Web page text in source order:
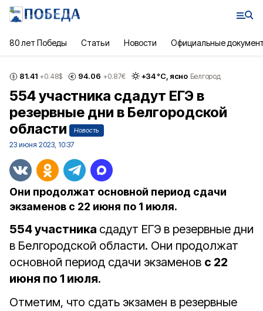
80 лет Победы Статьи Новости Официальные
81.41 +0.48$ 94.06 +0.87€ +34°С, ясно Белгород
554 участника сдадут ЕГЭ в
резервные дни в Белгородской
области
Новость
23 июня 2023, 10:37
Они продолжат основной период сдачи
экзаменов с 22 июня по 1 июля.
554 участника сдадут ЕГЭ в резервные дни
в Белгородской области. Они продолжат
основной период сдачи экзаменов с 22
июня по 1 июля.
Отметим, что сдать экзамен в резервные